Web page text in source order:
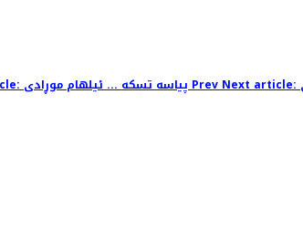
Previous article: پیاسە تسکە ... ئیلهام موڕادیPrev